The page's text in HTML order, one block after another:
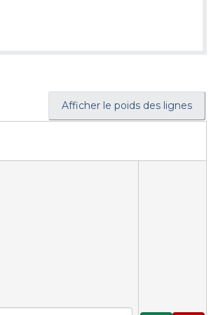
Afficher le poids des lignes